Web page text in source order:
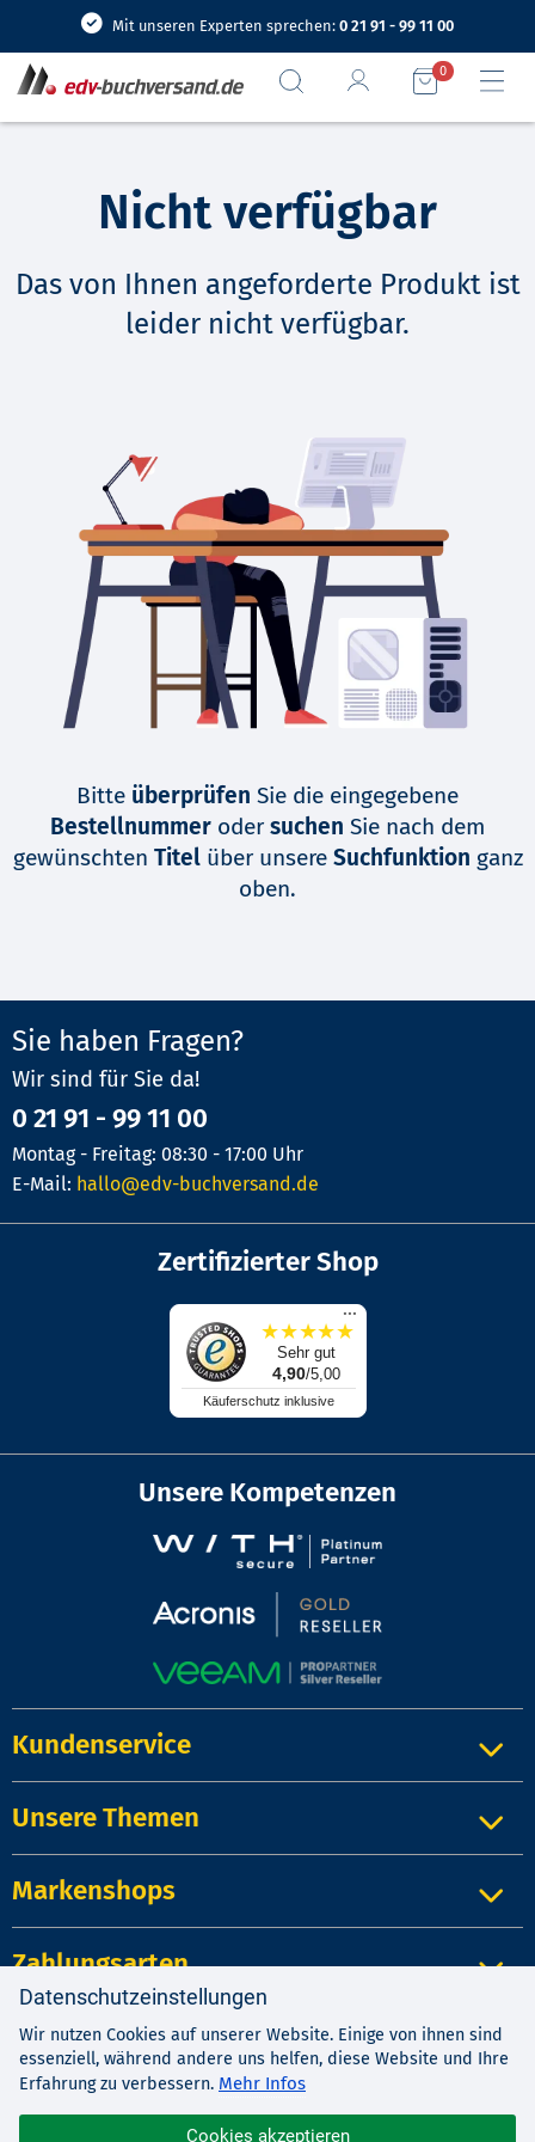
Mit unseren Experten sprechen: 0 21 91 - 99 11 00
0
Nicht verfügbar
Das von Ihnen angeforderte Produkt ist
leider nicht verfügbar.
Bitte überprüfen Sie die eingegebene
Bestellnummer oder suchen Sie nach dem
gewünschten Titelüber unsere Suchfunktion ganz
oben.
Sie haben Fragen?
Wir sind für Sie da!
0 21 91 - 99 11 00
Montag - Freitag: 08:30 - 17:00 Uhr
E-Mail: hallo@edv-buchversand.de
Zertifizierter Shop
...
★★★★★
Sehr gut
4,90/5,00
Käuferschutz inklusive
Unsere Kompetenzen
Kundenservice
Unsere Themen
Markenshops
Zahlungsarten
Impressum | Kontakt|
Datenschutz
Widerrufsrecht
Datenschutzeinstellungen
Wir nutzen Cookies auf unserer Website. Einige von ihnen sind
essenziell, während andere uns helfen, diese Website und Ihre
Erfahrung zu verbessern. Mehr Infos
Cookies akzeptieren